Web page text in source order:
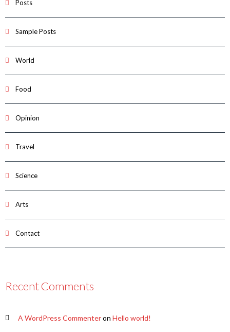
Posts
Sample Posts
World
Food
Opinion
Travel
Science
Arts
Contact
Recent Comments
A WordPress Commenteron Hello world!